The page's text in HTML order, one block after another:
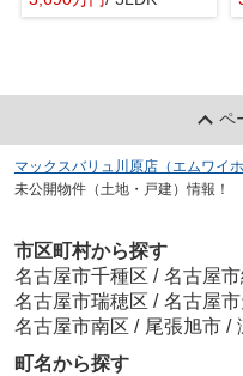
ペ
マックスバリュ川原店（エムワイホ
未公開物件（土地・戸建）情報！
市区町村から探す
名古屋市千種区 / 名古屋
名古屋市瑞穂区 / 名古屋
名古屋市南区 / 尾張旭市 /
町名から探す